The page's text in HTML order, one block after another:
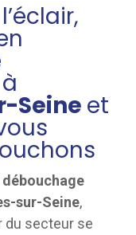
Seine et
débouchage
sur-Seine,
du secteur se